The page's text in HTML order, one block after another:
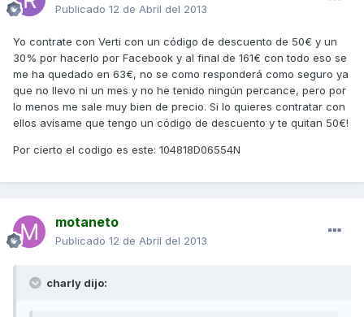
Publicado 12 de Abril del 2013
Yo contrate con Verti con un código de descuento de 50€ y un
30% por hacerlo por Facebook y al final de 161€ con todo eso se
me ha quedado en 63€, no se como responderá como seguro ya
que no llevo ni un mes y no he tenido ningún percance, pero por
lo menos me sale muy bien de precio. Si lo quieres contratar con
ellos avísame que tengo un código de descuento y te quitan 50€!
Por cierto el codigo es este: 104818D06554N
motaneto
Publicado 12 de Abril del 2013
charly dijo: